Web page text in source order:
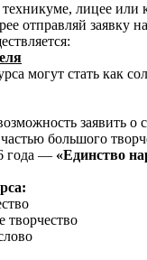
лицее или
отправляй заявку
могут стать как
заявить о
большого
года — «Единство
творчество